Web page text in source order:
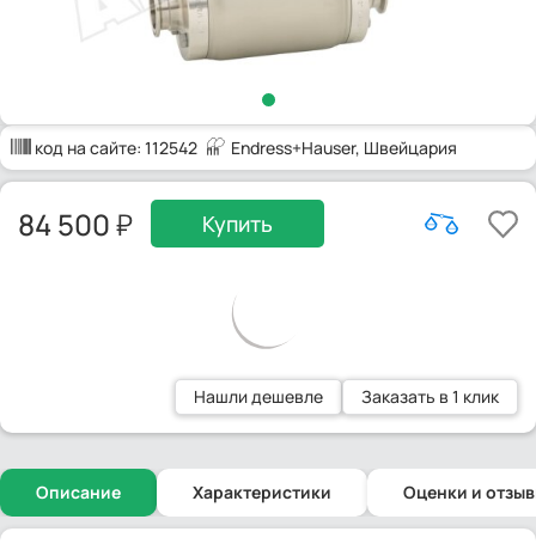
код на сайте: 112542 Endress+Hauser, Швейцария
84 500 Купить
Нашли дешевле Заказать в 1 клик
Описание Характеристики Оценки и